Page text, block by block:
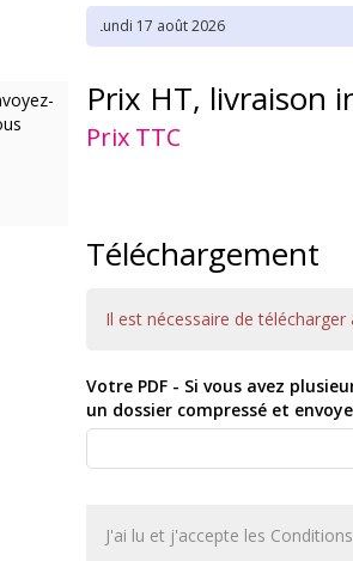
Prix HT, livraison
Prix TTC
Téléchargement
Il est nécessaire de
Votre PDF - Si vous avez
un dossier compressé et
J'ai lu et j'accepte les